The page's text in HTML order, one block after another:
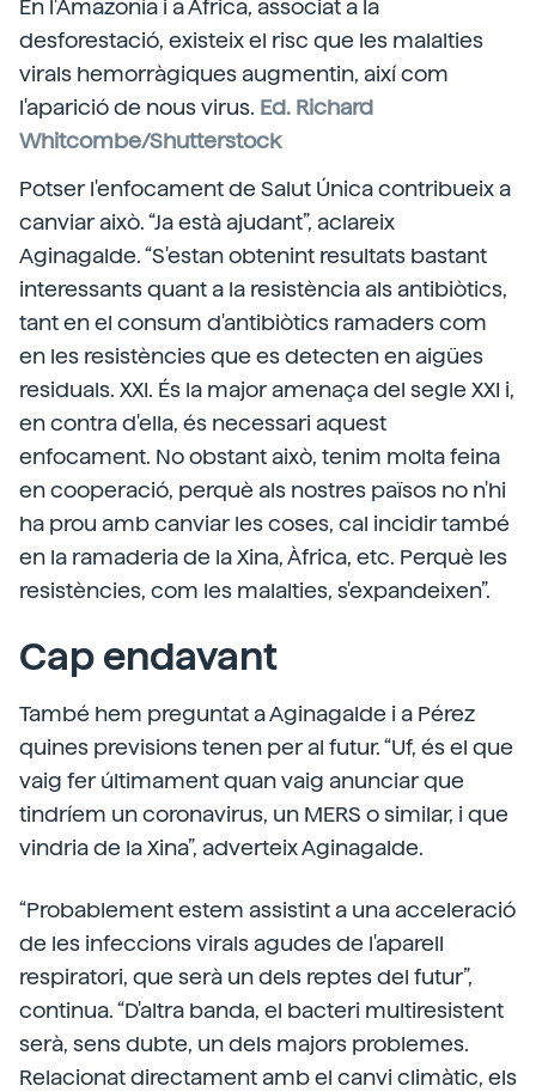
En l'Amazonía i a Àfrica, associat a la
desforestació, existeix el risc que les malalties
virals hemorràgiques augmentin, així com
l'aparició de nous virus. Ed. Richard
Whitcombe/Shutterstock
Potser l'enfocament de Salut Única contribueix a
canviar això. “Ja està ajudant”, aclareix
Aginagalde. “S'estan obtenint resultats bastant
interessants quant a la resistència als antibiòtics,
tant en el consum d'antibiòtics ramaders com
en les resistències que es detecten en aigües
residuals. XXI. És la major amenaça del segle XXI i,
en contra d'ella, és necessari aquest
enfocament. No obstant això, tenim molta feina
en cooperació, perquè als nostres països no n'hi
ha prou amb canviar les coses, cal incidir també
en la ramaderia de la Xina, Àfrica, etc. Perquè les
resistències, com les malalties, s'expandeixen”.
Cap endavant
També hem preguntat a Aginagalde i a Pérez
quines previsions tenen per al futur. “Uf, és el que
vaig fer últimament quan vaig anunciar que
tindríem un coronavirus, un MERS o similar, i que
vindria de la Xina”, adverteix Aginagalde.
“Probablement estem assistint a una acceleració
de les infeccions virals agudes de l'aparell
respiratori, que serà un dels reptes del futur”,
continua. “D'altra banda, el bacteri multiresistent
serà, sens dubte, un dels majors problemes.
Relacionat directament amb el canvi climàtic, els